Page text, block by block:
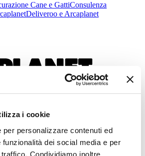
i cookie
personalizzare contenuti ed
dei social media e per
Condividiamo inoltre
Cane e GattiConsulenza
Deliveroo e Arcaplanet
- lavaggio caniAssicurazione animali
Modalità di pagamento